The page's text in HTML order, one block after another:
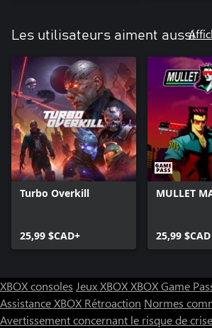
Les utilisateurs aiment aussi
Turbo Overkill
25,99 $CAD+
MULLET
25,99 $CAD
XBOX consoles Jeux XBOXXBOX Game
Assistance XBOX Rétroaction Normes
Avertissement concernant le risque de